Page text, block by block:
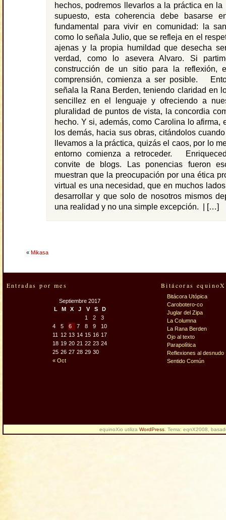
hechos, podremos llevarlos a la práctica en
supuesto, esta coherencia debe basarse
fundamental para vivir en comunidad: la
como lo señala Julio, que se refleja en el
ajenas y la propia humildad que desecha
verdad, como lo asevera Alvaro. Si
construcción de un sitio para la reflexión,
comprensión, comienza a ser posible.
señala la Rana Berden, teniendo claridad en
sencillez en el lenguaje y ofreciendo a
pluralidad de puntos de vista, la concordia
hecho. Y si, además, como Carolina lo afirma,
los demás, hacia sus obras, citándolos
llevamos a la práctica, quizás el caos, por lo
entorno comienza a retroceder.
convite de blogs. Las ponencias fueron
muestran que la preocupación por una ética
virtual es una necesidad, que en muchos
desarrollar y que solo de nosotros mismos
una realidad y no una simple excepción. | […]
« Mikasa
Entradas por mes
Septiembre 2017
L
M X J V S D
« Oct
1 2
3
4
5 6 7 8 9
10
11
12 13 14 15 16 17
18 19 20 21 22 23 24
25 26 27 28 29 30
Bitácoras
Bitácora Utópica
Carobotero-co
Juglar del Zipa
La Columna
La Rana Berden
Ojo al texto
Parapolítica
Reflexiones al desnudo
Sentido Común
equinoXio utiliza WordPress. Tema: eqnX2008,